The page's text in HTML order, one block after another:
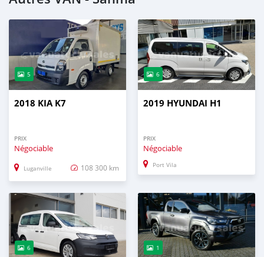
5
2018 KIA K7
PRIX
Négociable
Luganville 108 300 km
6
2019 HYUNDAI H1
PRIX
Négociable
Port Vila
6 1